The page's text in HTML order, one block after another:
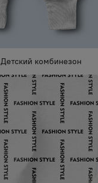
Детский комбинезон